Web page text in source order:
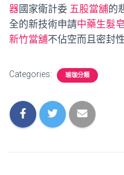
器國家衛計委 五股當舖的
全的新技術申請中藥生髮皂
新竹當舖不佔空而且密封
Categories: 瑜珈分類